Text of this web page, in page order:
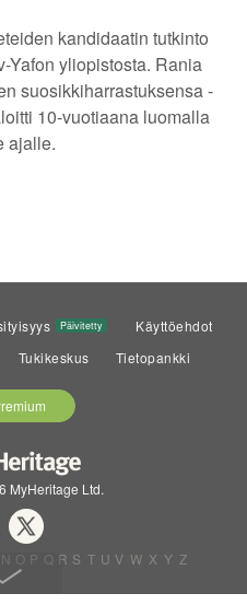
kandidaatin tutkinto
Yafon yliopistosta. Rania
suosikkiharrastuksensa -
10-vuotiaana luomalla
ajalle.
Päivitetty
Käyttöehdot
Tukikeskus Tietopankki
MyHeritage Ltd.
N O P Q R S T U V W X Y Z